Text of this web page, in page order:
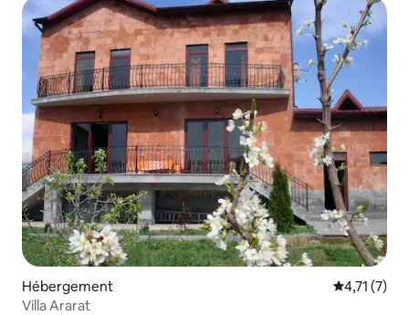
Hébergement Évaluation
4,71 (7)
Villa Ararat